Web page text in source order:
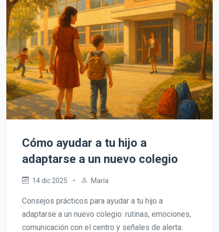
Cómo ayudar a tu hijo a
adaptarse a un nuevo colegio
14 dic 2025 • María
Consejos prácticos para ayudar a tu hijo a
adaptarse a un nuevo colegio: rutinas, emociones,
comunicación con el centro y señales de alerta.